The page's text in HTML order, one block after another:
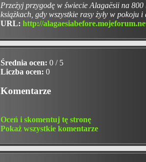
Przeżyj przygodę w świecie Alagaësii na
książkach, gdy wszystkie rasy żyły w pokoju
URL: http://
Średnia ocen: 0 / 5
Liczba ocen: 0
Komentarze
Oceń i skomentuj tę stronę
Pokaż wszystkie komentarze